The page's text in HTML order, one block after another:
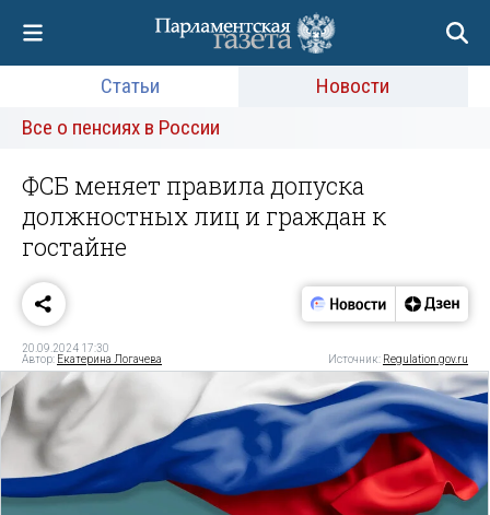
Статьи
Новости
Все о пенсиях в России
ФСБ меняет правила допуска
должностных лиц и граждан ‎к
гостайне
20.09.2024 17:30
Автор: Екатерина Логачева Источник: Regulation.gov.ru